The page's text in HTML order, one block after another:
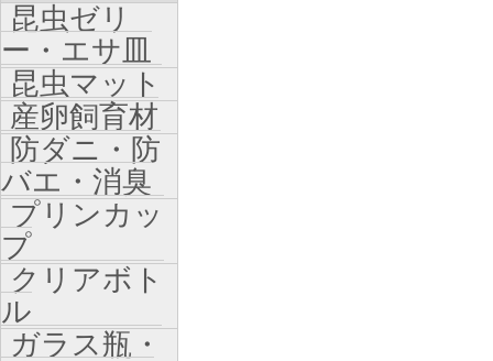
昆虫ゼリ
ー・エサ皿
昆虫マット
産卵飼育材
防ダニ・防
バエ・消臭
プリンカッ
プ
クリアボト
ル
ガラス瓶・